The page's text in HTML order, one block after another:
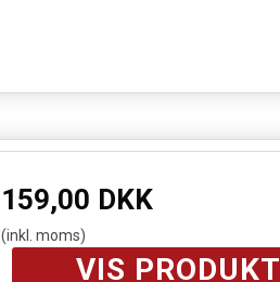
159,00 DKK
(inkl. moms)
VIS PRODUKT